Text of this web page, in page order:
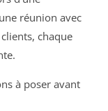
réunion avec
chaque
à poser avant